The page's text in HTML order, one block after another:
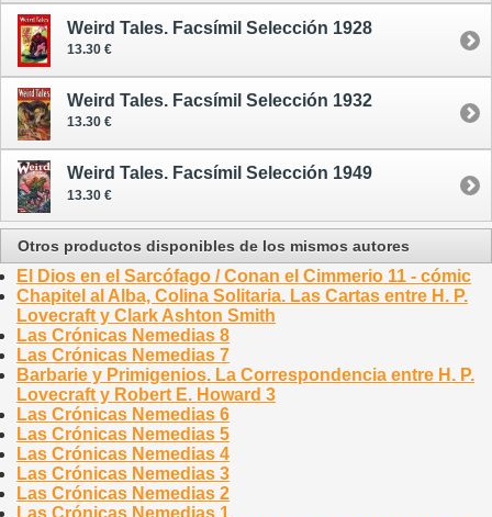
Weird Tales. Facsímil Selección 1928
13.30 €
Weird Tales. Facsímil Selección 1932
13.30 €
Weird Tales. Facsímil Selección 1949
13.30 €
Otros productos disponibles de los mismos autores
El Dios en el Sarcófago / Conan el Cimmerio 11 - cómic
Chapitel al Alba, Colina Solitaria. Las Cartas entre H. P.
Lovecraft y Clark Ashton Smith
Las Crónicas Nemedias 8
Las Crónicas Nemedias 7
Barbarie y Primigenios. La Correspondencia entre H. P.
Lovecraft y Robert E. Howard 3
Las Crónicas Nemedias 6
Las Crónicas Nemedias 5
Las Crónicas Nemedias 4
Las Crónicas Nemedias 3
Las Crónicas Nemedias 2
Las Crónicas Nemedias 1